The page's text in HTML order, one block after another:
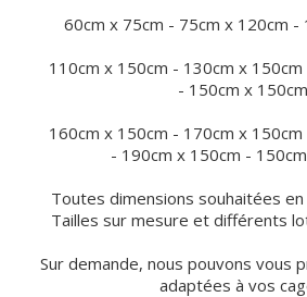
60cm x 75cm - 75cm x 120cm -
110cm x 150cm - 130cm x
- 150cm x 150cm
160cm x 150cm - 170cm x
- 190cm x 150cm -
Toutes dimensions souhaitées
Tailles sur mesure et différents
Sur demande, nous pouvons vous
adaptées à vos